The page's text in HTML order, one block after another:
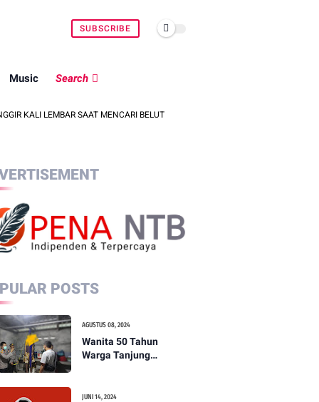
SUBSCRIBE
Music Search
SAAT MENCARI BELUT POLSEK SEKOTONG KEJAR PELAKU
POSTS
AGUSTUS 08, 2024
Wanita 50 Tahun
Warga Tanjung
JUNI 14, 2024